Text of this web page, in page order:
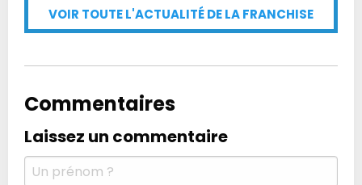
VOIR TOUTE L'ACTUALITÉ DE LA FRANCHISE
Commentaires
Laissez un commentaire